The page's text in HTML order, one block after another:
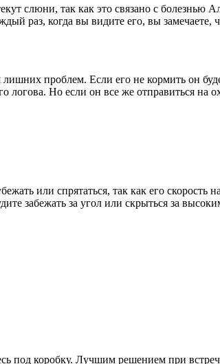
слюни, так как это связано с болезнью
раз, когда вы видите его, вы замечаете,
проблем. Если его не кормить он
Но если он все же отправиться на
или спрятаться, так как его скорость
забежать за угол или скрыться за
под коробку. Лучшим решением при